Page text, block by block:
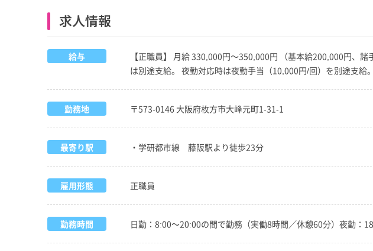
求人情報
給与
【正職員】 月給 330,000円～350,000円 （基本給200,000円、
は別途支給。 夜勤対応時は夜勤手当（10,000円/回）を別途支給。
勤務地 〒573-0146 大阪府枚方市大峰元町1-31-1
最寄り駅 ・学研都市線 藤阪駅より徒歩23分
雇用形態 正職員
勤務時間 日勤：8:00～20:00の間で勤務（実働8時間／休憩60分）夜勤：